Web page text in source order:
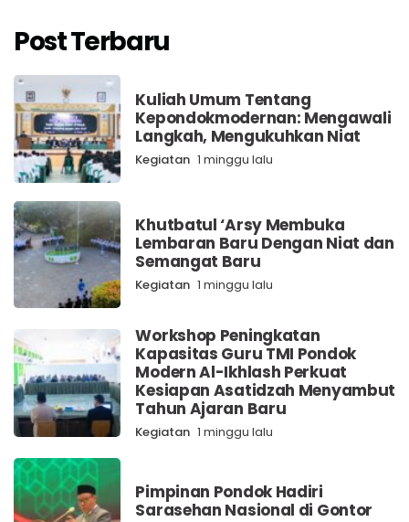
Post Terbaru
Kuliah Umum Tentang
Kepondokmodernan: Mengawali
Langkah, Mengukuhkan Niat
Kegiatan 1 minggu lalu
Khutbatul ‘Arsy Membuka
Lembaran Baru Dengan Niat dan
Semangat Baru
Kegiatan 1 minggu lalu
Workshop Peningkatan
Kapasitas Guru TMI Pondok
Modern Al-Ikhlash Perkuat
Kesiapan Asatidzah Menyambut
Tahun Ajaran Baru
Kegiatan 1 minggu lalu
Pimpinan Pondok Hadiri
Sarasehan Nasional di Gontor